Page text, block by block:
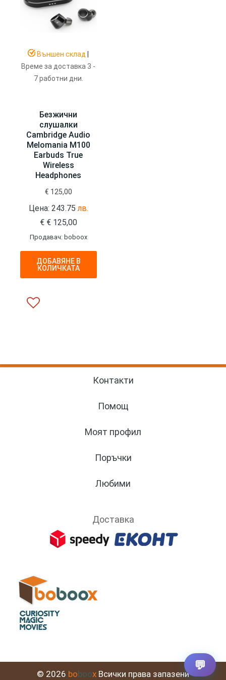
Външен склад
Време за доставка 3 -
7 работни дни.
Безжични
слушалки
Cambridge Audio
Melomania M100
Earbuds True
Wireless
Headphones
€ 125,00
Цена: 243.75 лв.
€ €125,00
Продавач: boboox
ДОБАВЯНЕ В
КОЛИЧКАТА
Контакти
Помощ
Моят профил
Поръчки
Любими
Доставка
© 2026 boboox Всички права запазени
💬